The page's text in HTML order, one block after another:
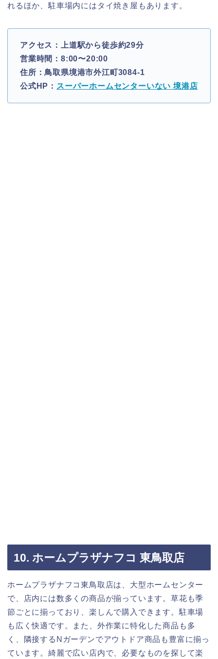
れるほか、駐車場内にはタイ焼き屋もあります。
アクセス：上道駅から徒歩約29分
営業時間：8:00〜20:00
住所：鳥取県境港市外江町3084-1
公式HP： スーパーホームセンターいない 境港店
10. ホームプラザナフコ 東鳥取店
ホームプラザナフコ東鳥取店は、大型ホームセンター
で、店内には数多くの商品が揃っています。草花も季
節ごとに揃っており、楽しんで購入できます。駐車場
も広く快適です。また、外作業に特化した商品も多
く、隣接するNガーデンでアウトドア商品も豊富に揃っ
ています。綺麗で広い店内で、必要なものを探して楽